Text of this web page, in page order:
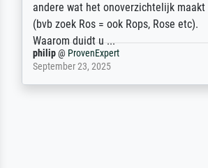
Jürgen@ProvenExpert
April 22, 2026